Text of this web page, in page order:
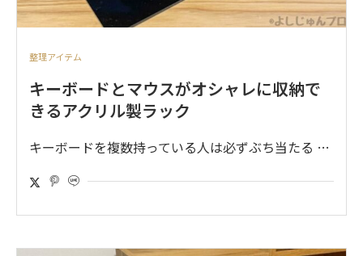
整理アイテム
キーボードとマウスがオシャレに収納で
きるアクリル製ラック
キーボードを複数持っている人は必ずぶち当たる …